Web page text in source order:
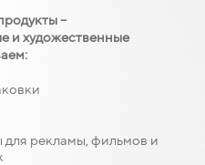
–
и художественные
рекламы, фильмов и